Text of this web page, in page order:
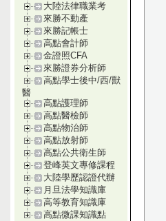
大陸法律職業考
來勝不動產
來勝記帳士
高點會計師
金證照CFA
來勝證券分析師
高點學士後中/西/獸
醫
高點護理師
高點醫檢師
高點物治師
高點放射師
高點公共衛生師
登峰英文專修課程
大陸學歷認證代辦
月旦法學知識庫
高等教育知識庫
高點微課知識點